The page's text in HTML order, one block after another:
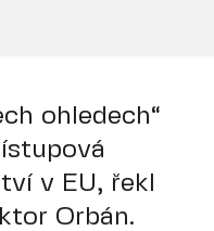
ohledech“
v EU, řekl
Orbán.